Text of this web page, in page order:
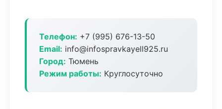
Телефон: +7 (995) 676-13-50
Email: info@infospravkayell925.ru
Город: Тюмень
Режим работы: Круглосуточно